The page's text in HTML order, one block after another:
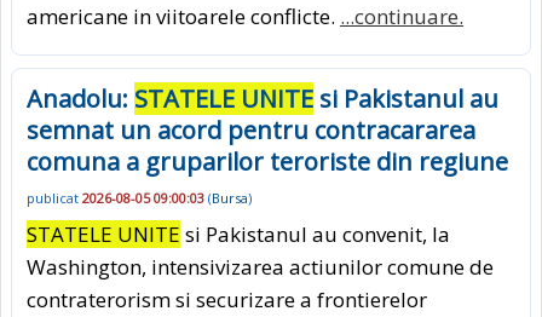
americane in viitoarele conflicte. ...continuare.
Anadolu: STATELE UNITE si Pakistanul au
semnat un acord pentru contracararea
comuna a gruparilor teroriste din regiune
publicat 2026-08-05 09:00:03 (Bursa)
STATELE UNITE si Pakistanul au convenit, la
Washington, intensivizarea actiunilor comune de
contraterorism si securizare a frontierelor